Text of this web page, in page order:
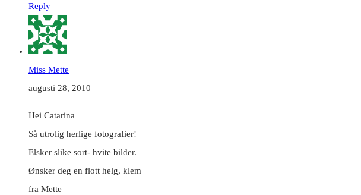
Reply
Miss Mette
augusti 28, 2010
Hei Catarina
Så utrolig herlige fotografier!
Elsker slike sort- hvite bilder.
Ønsker deg en flott helg, klem
fra Mette